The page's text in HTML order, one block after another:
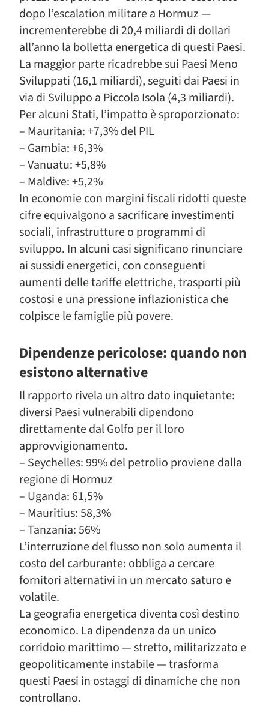
dopo l’escalation militare a Hormuz —
incrementerebbe di 20,4 miliardi di dollari
all’anno la bolletta energetica di questi Paesi.
La maggior parte ricadrebbe sui Paesi Meno
Sviluppati (16,1 miliardi), seguiti dai Paesi in
via di Sviluppo a Piccola Isola (4,3 miliardi).
Per alcuni Stati, l’impatto è sproporzionato:
– Mauritania: +7,3% del PIL
– Gambia: +6,3%
– Vanuatu: +5,8%
– Maldive: +5,2%
In economie con margini fiscali ridotti queste
cifre equivalgono a sacrificare investimenti
sociali, infrastrutture o programmi di
sviluppo. In alcuni casi significano rinunciare
ai sussidi energetici, con conseguenti
aumenti delle tariffe elettriche, trasporti più
costosi e una pressione inflazionistica che
colpisce le famiglie più povere.
Dipendenze pericolose: quando non
esistono alternative
Il rapporto rivela un altro dato inquietante:
diversi Paesi vulnerabili dipendono
direttamente dal Golfo per il loro
approvvigionamento.
– Seychelles: 99% del petrolio proviene dalla
regione di Hormuz
– Uganda: 61,5%
– Mauritius: 58,3%
– Tanzania: 56%
L’interruzione del flusso non solo aumenta il
costo del carburante: obbliga a cercare
fornitori alternativi in un mercato saturo e
volatile.
La geografia energetica diventa così destino
economico. La dipendenza da un unico
corridoio marittimo — stretto, militarizzato e
geopoliticamente instabile — trasforma
questi Paesi in ostaggi di dinamiche che non
controllano.